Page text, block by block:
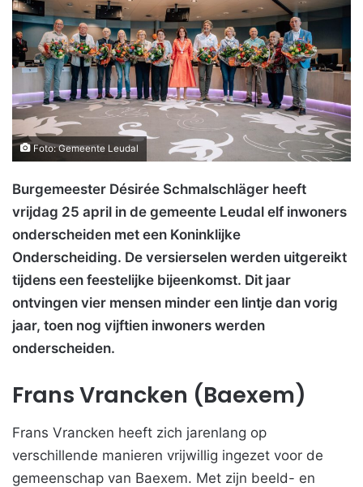
Foto: Gemeente Leudal
Burgemeester Désirée Schmalschläger heeft
vrijdag 25 april in de gemeente Leudal elf inwoners
onderscheiden met een Koninklijke
Onderscheiding. De versierselen werden uitgereikt
tijdens een feestelijke bijeenkomst. Dit jaar
ontvingen vier mensen minder een lintje dan vorig
jaar, toen nog vijftien inwoners werden
onderscheiden.
Frans Vrancken (Baexem)
Frans Vrancken heeft zich jarenlang op
verschillende manieren vrijwillig ingezet voor de
gemeenschap van Baexem. Met zijn beeld- en